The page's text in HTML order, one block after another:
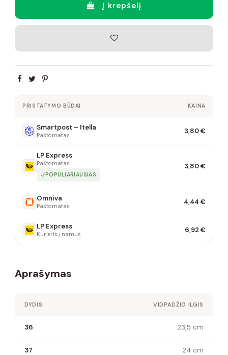
Į krepšelį
PRISTATYMO BŪDAI KAINA
Smartpost – Itella
Paštomatas 3,80 €
LP Express
Paštomatas
POPULIARIAUSIAS
3,80 €
Omniva
Paštomatas 4,44 €
LP Express
Kurjeris į namus 6,92 €
Aprašymas
DYDIS VIDPADŽIO ILGIS
36 23,5 cm
37 24 cm